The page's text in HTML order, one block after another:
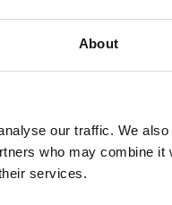
About
our traffic. We also
who may combine it
services.
entro 24h e
la parola
interverrà nei tempi